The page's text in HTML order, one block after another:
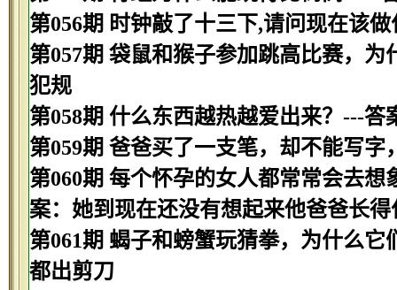
第056期 时钟敲了十三下,请问现在该
第057期 袋鼠和猴子参加跳高比赛，
犯规
第058期 什么东西越热越爱出来？---答
第059期 爸爸买了一支笔，却不能写
第060期 每个怀孕的女人都常常会去
案：她到现在还没有想起来他爸爸长得
第061期 蝎子和螃蟹玩猜拳，为什么
都出剪刀